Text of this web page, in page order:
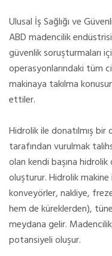
Ulusal İş Sağlığı ve
ABD madencilik
güvenlik soruşturmaları
operasyonlarındaki tüm
makinaya takılma
ettiler.
Hidrolik ile donatılmış
tarafından vurulmak
olan kendi başına
oluşturur. Hidrolik
konveyörler, nakliye,
hem de küreklerden),
meydana gelir.
potansiyeli oluşur.